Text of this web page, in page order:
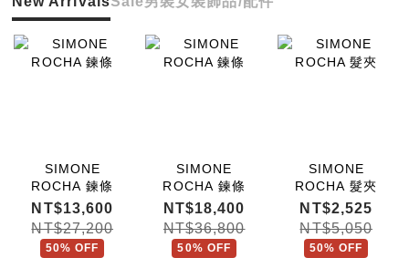
SIMONE
ROCHA 鍊條
NT$13,600
NT$27,200
50% OFF
SIMONE
ROCHA 鍊條
NT$18,400
NT$36,800
50% OFF
SIMONE
ROCHA 髮夾
NT$2,525
NT$5,050
50% OFF